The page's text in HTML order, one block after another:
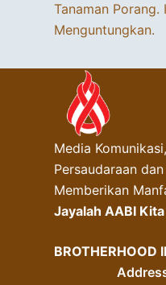
Tanaman Porang.
Menguntungkan.
Media
Persaudaraan
Memberikan
Jayalah AABI Kita
BROTHERHOOD